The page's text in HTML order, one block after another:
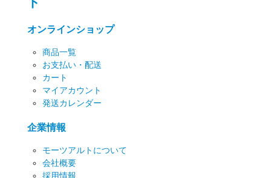
オンラインショップ
商品一覧
お支払い・配送
カート
マイアカウント
発送カレンダー
企業情報
モーツアルトについて
会社概要
採用情報